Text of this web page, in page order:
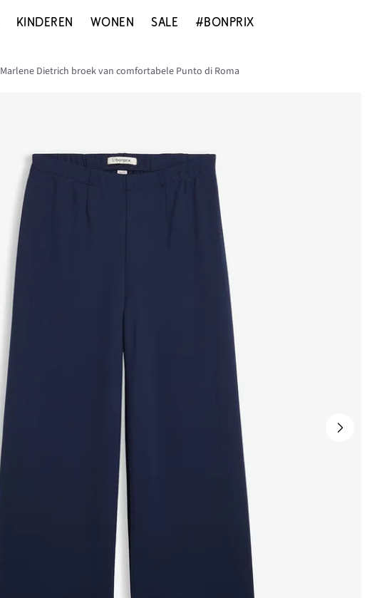
KINDEREN WONEN SALE #BONPRIX
Marlene Dietrich broek van comfortabele Punto di Roma